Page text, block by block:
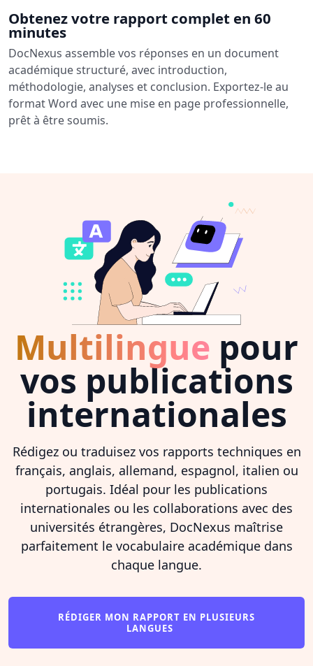
Obtenez votre rapport complet en 60
minutes
DocNexus assemble vos réponses en un document
académique structuré, avec introduction,
méthodologie, analyses et conclusion. Exportez-le au
format Word avec une mise en page professionnelle,
prêt à être soumis.
Multilingue pour
vos publications
internationales
Rédigez ou traduisez vos rapports techniques en
français, anglais, allemand, espagnol, italien ou
portugais. Idéal pour les publications
internationales ou les collaborations avec des
universités étrangères, DocNexus maîtrise
parfaitement le vocabulaire académique dans
chaque langue.
RÉDIGER MON RAPPORT EN PLUSIEURS
LANGUES